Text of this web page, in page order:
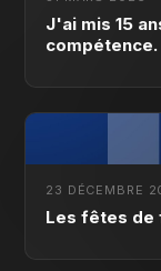
J'ai mis 15
23 DÉCEMBRE
Les fêtes de